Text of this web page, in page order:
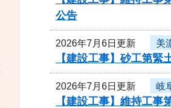
公告
2026年7月6日更新 美
【建設工事】砂工第
2026年7月6日更新 岐
【建設工事】維持工